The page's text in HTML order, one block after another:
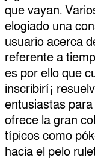
que vayan.
elogiado una
usuario acerca
referente a
es por ello que
inscribirí¡
entusiastas
ofrece la gran
típicos como
hacia el pelo